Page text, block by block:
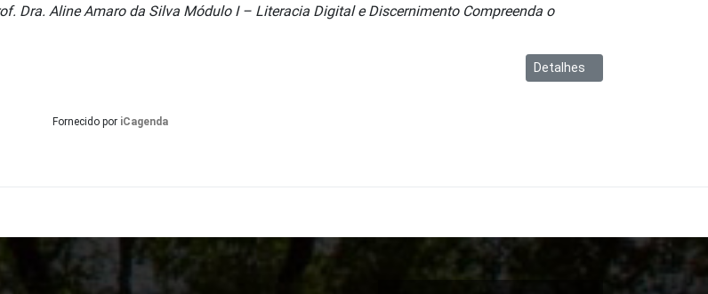
Dra. Aline Amaro da Silva Módulo I – Literacia Digital e Discernimento Compreenda o
Detalhes
Fornecido por iCagenda